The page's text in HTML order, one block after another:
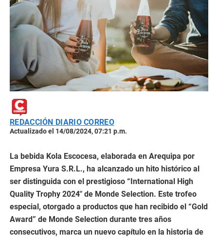
REDACCIÓN DIARIO CORREO
Actualizado el 14/08/2024, 07:21 p.m.
La bebida Kola Escocesa, elaborada en Arequipa por
Empresa Yura S.R.L., ha alcanzado un hito histórico al
ser distinguida con el prestigioso “International High
Quality Trophy 2024″ de Monde Selection. Este trofeo
especial, otorgado a productos que han recibido el “Gold
Award” de Monde Selection durante tres años
consecutivos, marca un nuevo capítulo en la historia de